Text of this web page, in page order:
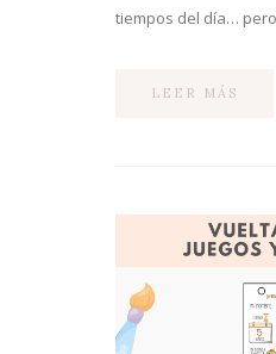
tiempos del día…
LEER MÁS